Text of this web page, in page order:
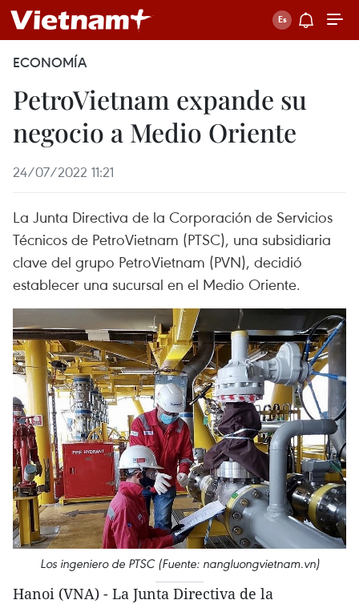
ECONOMÍA
PetroVietnam expande su
negocio a Medio Oriente
24/07/2022 11:21
La Junta Directiva de la Corporación de Servicios
Técnicos de PetroVietnam (PTSC), una subsidiaria
clave del grupo PetroVietnam (PVN), decidió
establecer una sucursal en el Medio Oriente.
Los ingeniero de PTSC (Fuente: nangluongvietnam.vn)
Hanoi (VNA) - La Junta Directiva de la